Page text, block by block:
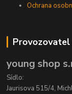
Ochrana
Provozovatel
young shop
Sídlo:
Jaurisova 515/4,